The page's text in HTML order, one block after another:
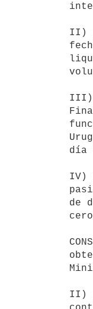
II)
III)
día
IV)
de
II)